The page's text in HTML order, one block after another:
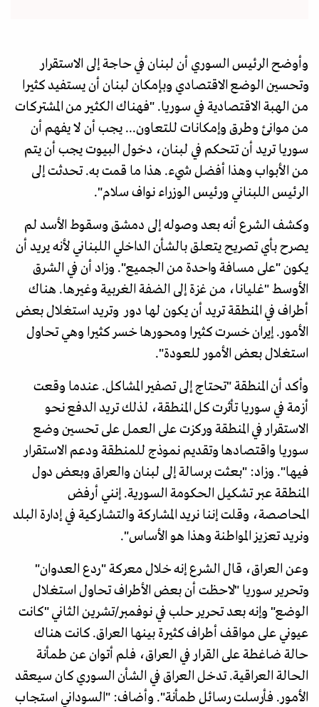
وأوضح الرئيس السوري أن لبنان في حاجة إلى الاستقرار
وتحسين الوضع الاقتصادي وبإمكان لبنان أن يستفيد كثيرا
من الهبة الاقتصادية في سوريا. "فهناك الكثير من المشتركات
من موانئ وطرق وإمكانات للتعاون... يجب أن لا يفهم أن
سوريا تريد أن تتحكم في لبنان، دخول البيوت يجب أن يتم
من الأبواب وهذا أفضل شيء. هذا ما قمت به. تحدثت إلى
الرئيس اللبناني ورئيس الوزراء نواف سلام".
وكشف الشرع أنه بعد وصوله إلى دمشق وسقوط الأسد لم
يصرح بأي تصريح يتعلق بالشأن الداخلي اللبناني لأنه يريد أن
يكون "على مسافة واحدة من الجميع". وزاد أن في الشرق
الأوسط "غليانا، من غزة إلى الضفة الغربية وغيرها. هناك
أطراف في المنطقة تريد أن يكون لها دور وتريد استغلال بعض
الأمور. إيران خسرت كثيرا ومحورها خسر كثيرا وهي تحاول
استغلال بعض الأمور للعودة".
وأكد أن المنطقة "تحتاج إلى تصفير المشاكل. عندما وقعت
أزمة في سوريا تأثرت كل المنطقة، لذلك تريد الدفع نحو
الاستقرار في المنطقة وركزت على العمل على تحسين وضع
سوريا واقتصادها وتقديم نموذج للمنطقة ودعم الاستقرار
فيها". وزاد: "بعثت برسالة إلى لبنان والعراق وبعض دول
المنطقة عبر تشكيل الحكومة السورية. إنني أرفض
المحاصصة، وقلت إننا نريد المشاركة والتشاركية في إدارة البلد
ونريد تعزيز المواطنة وهذا هو الأساس".
وعن العراق، قال الشرع إنه خلال معركة "ردع العدوان"
وتحرير سوريا "لاحظت أن بعض الأطراف تحاول استغلال
الوضع" وإنه بعد تحرير حلب في نوفمبر/تشرين الثاني "كانت
عيوني على مواقف أطراف كثيرة بينها العراق. كانت هناك
حالة ضاغطة على القرار في العراق، فلم أتوان عن طمأنة
الحالة العراقية. تدخل العراق في الشأن السوري كان سيعقد
الأمور. فأرسلت رسائل طمأنة". وأضاف: "السوداني استجاب